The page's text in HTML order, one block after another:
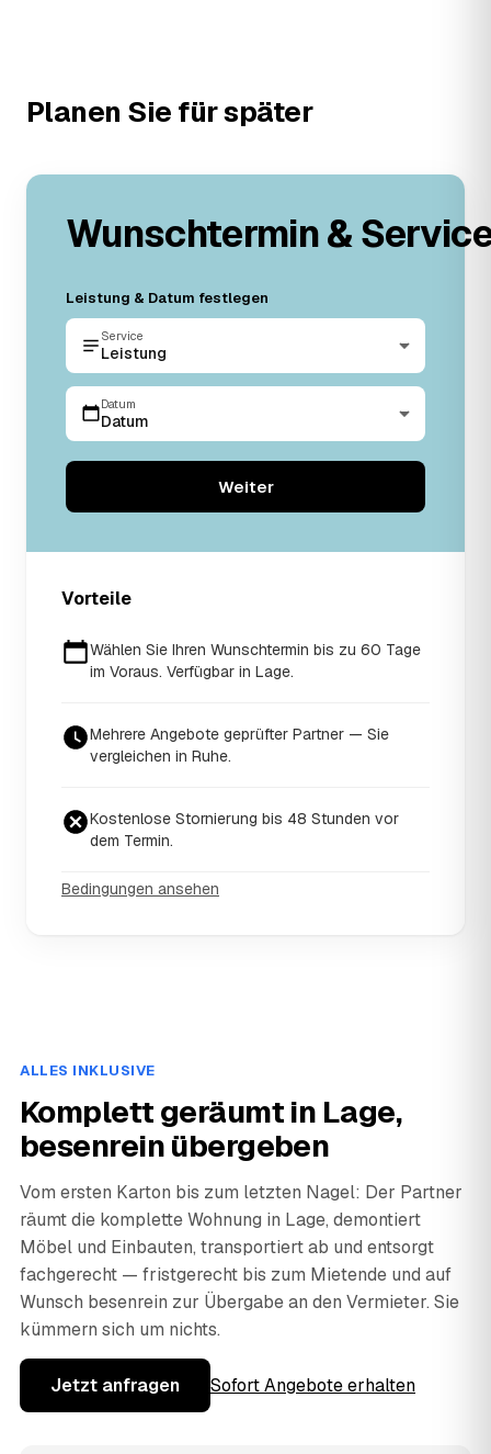
Planen Sie für später
Wunschtermin &
Leistung & Datum festlegen
Service
Leistung
Datum
Datum
Weiter
Vorteile
Wählen Sie Ihren Wunschtermin bis zu 60 Tage
im Voraus. Verfügbar in Lage.
Mehrere Angebote geprüfter Partner — Sie
vergleichen in Ruhe.
Kostenlose Stornierung bis 48 Stunden vor
dem Termin.
Bedingungen ansehen
ALLES INKLUSIVE
Komplett geräumt in Lage,
besenrein übergeben
Vom ersten Karton bis zum letzten Nagel: Der Partner
räumt die komplette Wohnung in Lage, demontiert
Möbel und Einbauten, transportiert ab und entsorgt
fachgerecht — fristgerecht bis zum Mietende und auf
Wunsch besenrein zur Übergabe an den Vermieter. Sie
kümmern sich um nichts.
Jetzt anfragen Sofort Angebote erhalten